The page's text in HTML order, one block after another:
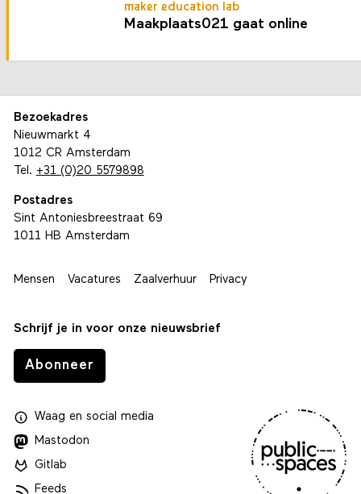
maker education lab
Maakplaats021 gaat online
Bezoekadres
Nieuwmarkt 4
1012 CR Amsterdam
Tel. +31 (0)20 5579898
Postadres
Sint Antoniesbreestraat 69
1011 HB Amsterdam
Mensen Vacatures Zaalverhuur Privacy
Schrijf je in voor onze nieuwsbrief
Abonneer
Waagen social media
Mastodon
Gitlab
Feeds